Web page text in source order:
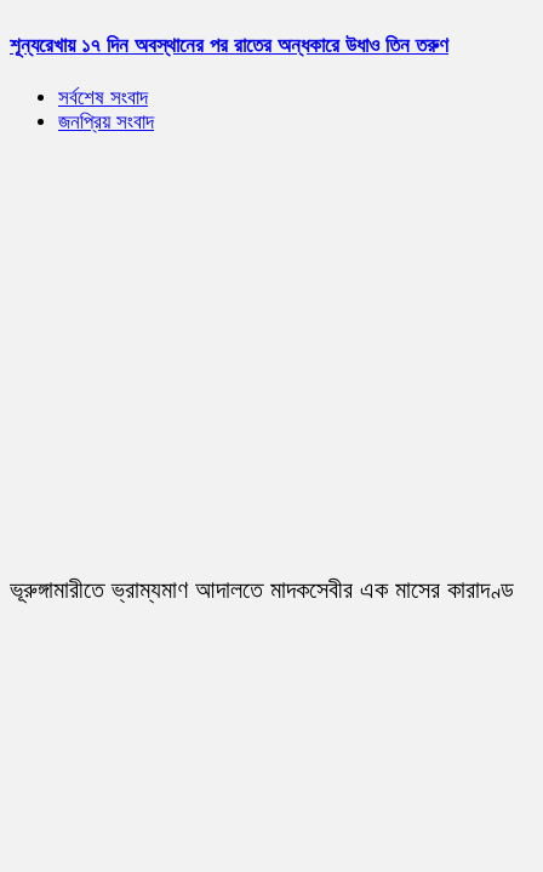
শূন্যরেখায় ১৭ দিন অবস্থানের পর রাতের অন্ধকারে উধাও তিন তরুণ
সর্বশেষ সংবাদ
জনপ্রিয় সংবাদ
ভূরুঙ্গামারীতে ভ্রাম্যমাণ আদালতে মাদকসেবীর এক মাসের কারাদণ্ড